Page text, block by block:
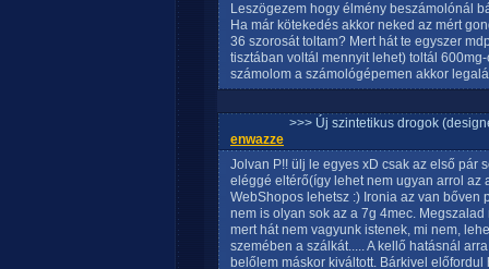
Leszögezem hogy élmény beszámolónál
Ha már kötekedés akkor neked az mért
36 szorosát toltam? Mert hát te egyszer
tisztában voltál mennyit lehet) toltál
számolom a számológépemen akkor
>>> Új szintetikus drogok
enwazze
Jolvan P!! ülj le egyes xD csak az első pár
eléggé eltérő(így lehet nem ugyan arrol az
WebShopos lehetsz :) Ironia az van
nem is olyan sok az a 7g 4mec.
mert hát nem vagyunk istenek, mi nem,
szemében a szálkát..... A kellő hatásnál
belőlem máskor kiváltott. Bárkivel